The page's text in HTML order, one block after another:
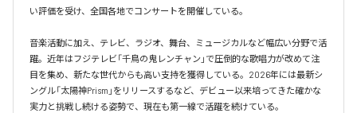
い評価を受け、全国各地でコンサートを開催している。
音楽活動に加え、テレビ、ラジオ、舞台、ミュージカルなど幅広い分野で活
躍。近年はフジテレビ「千鳥の鬼レンチャン」で圧倒的な歌唱力が改めて注
目を集め、新たな世代からも高い支持を獲得している。2026年には最新シ
ングル「太陽神Prism」をリリースするなど、デビュー以来培ってきた確かな
実力と挑戦し続ける姿勢で、現在も第一線で活躍を続けている。